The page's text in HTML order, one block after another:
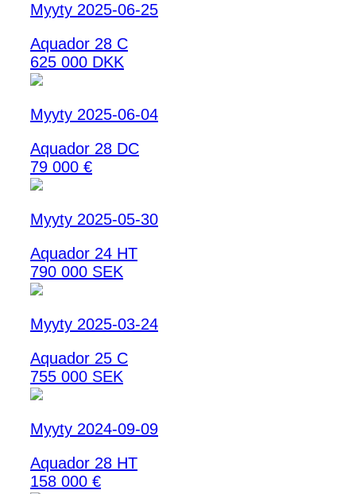
Myyty 2025-06-25
Aquador 28 C
625 000 DKK
Myyty 2025-06-04
Aquador 28 DC
79 000 €
Myyty 2025-05-30
Aquador 24 HT
790 000 SEK
Myyty 2025-03-24
Aquador 25 C
755 000 SEK
Myyty 2024-09-09
Aquador 28 HT
158 000 €